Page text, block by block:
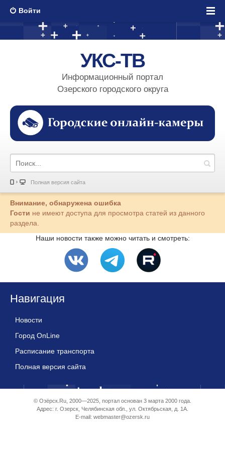
Войти
УКС-ТВ
Информационный портал
Озерского городского округа
Полная версия сайта
Внимание, обнаружена ошибка
Гости не имеют доступа для просмотра статей из данного
раздела.
Наши новости также можно читать и смотреть:
Навигация
Новости
Город OnLine
Расписание транспорта
Полная версия сайта
© Озёрск.Ru, 2000—2025, портал основан 3 марта 2000 года.
Адрес: г. Озерск, Челябинская обл., ул. Октябрьская, д. 1А.
E-mail: webmaster@ozersk.ru